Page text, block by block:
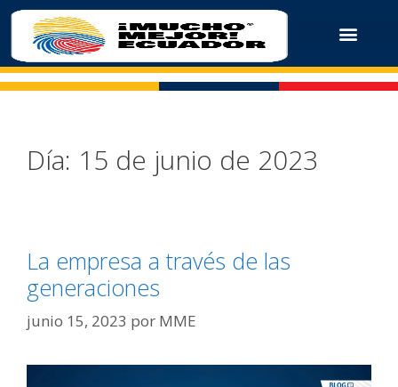
Día: 15 de junio de 2023
La empresa a través de las
generaciones
junio 15, 2023 por MME